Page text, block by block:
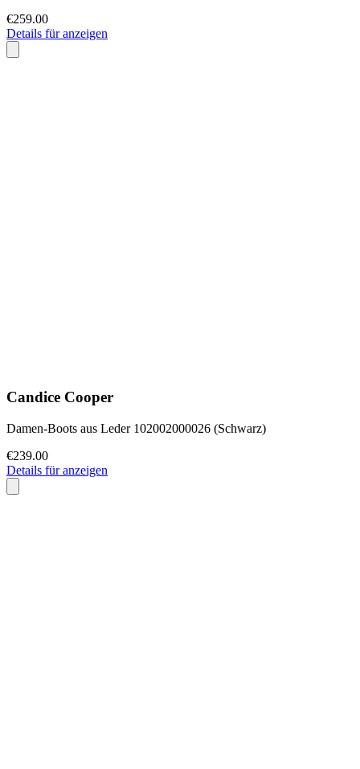
€259.00
Details für anzeigen
Candice Cooper
Damen-Boots aus Leder 102002000026 (Schwarz)
€239.00
Details für anzeigen